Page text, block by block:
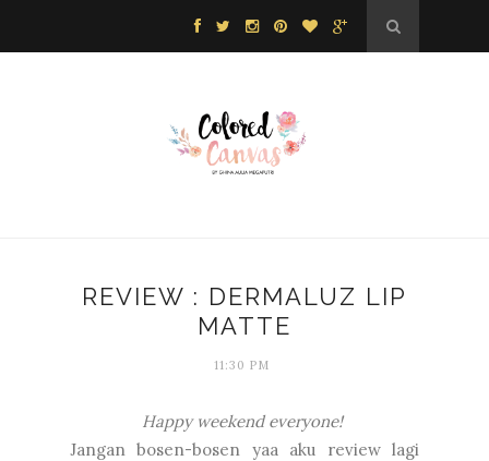
REVIEW : DERMALUZ LIP
MATTE
11:30 PM
Happy weekend everyone!
Jangan bosen-bosen yaa aku review lagi